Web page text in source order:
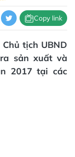
Copy link
tịch UBND
sản xuất và
2017 tại các